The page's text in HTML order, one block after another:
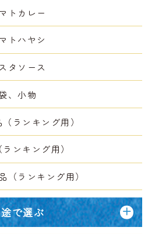
トカレー
トハヤシ
タソース
、小物
ランキング用）
ランキング用）
（ランキング用）
で選ぶ